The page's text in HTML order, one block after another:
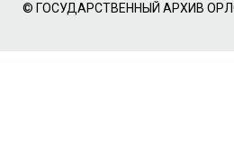
© ГОСУДАРСТВЕННЫЙ АРХИВ